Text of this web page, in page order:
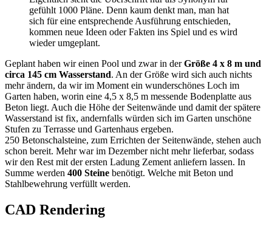
gefühlt 1000 Pläne. Denn kaum denkt man, man hat
sich für eine entsprechende Ausführung entschieden,
kommen neue Ideen oder Fakten ins Spiel und es wird
wieder umgeplant.
Geplant haben wir einen Pool und zwar in derGröße 4 x 8 m und
circa 145 cm Wasserstand. An der Größe wird sich auch nichts
mehr ändern, da wir im Moment ein wunderschönes Loch im
Garten haben, worin eine 4,5 x 8,5 m messende Bodenplatte aus
Beton liegt. Auch die Höhe der Seitenwände und damit der spätere
Wasserstand ist fix, andernfalls würden sich im Garten unschöne
Stufen zu Terrasse und Gartenhaus ergeben.
250 Betonschalsteine, zum Errichten der Seitenwände, stehen auch
schon bereit. Mehr war im Dezember nicht mehr lieferbar, sodass
wir den Rest mit der ersten Ladung Zement anliefern lassen. In
Summe werden 400 Steine benötigt. Welche mit Beton und
Stahlbewehrung verfüllt werden.
CAD Rendering